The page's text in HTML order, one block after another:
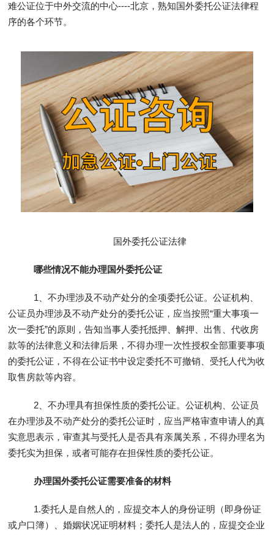
难公证位于中外交流的中心----北京，熟知国外委托公证法律程
序的各个环节。
国外委托公证法律
哪些情况不能办理国外委托公证
1、不办理涉及不动产处分的全项委托公证。公证机构、
公证员办理涉及不动产处分的委托公证，应当按照“重大事项一
次一委托”的原则，告知当事人委托抵押、解押、出售、代收房
款等的法律意义和法律后果，不得办理一次性授权全部重要事项
的委托公证，不得在公证书中设定委托不可撤销、受托人代为收
取售房款等内容。
2、不办理具有担保性质的委托公证。公证机构、公证员
在办理涉及不动产处分的委托公证时，应当严格审查申请人的真
实意思表示，审查其与受托人是否具有亲属关系，不得办理名为
委托实为担保，或者可能存在担保性质的委托公证。
办理国外委托公证需要准备的材料
1.委托人是自然人的，应提交本人的身份证明（即身份证
或户口簿）、婚姻状况证明材料；委托人是法人的，应提交企业